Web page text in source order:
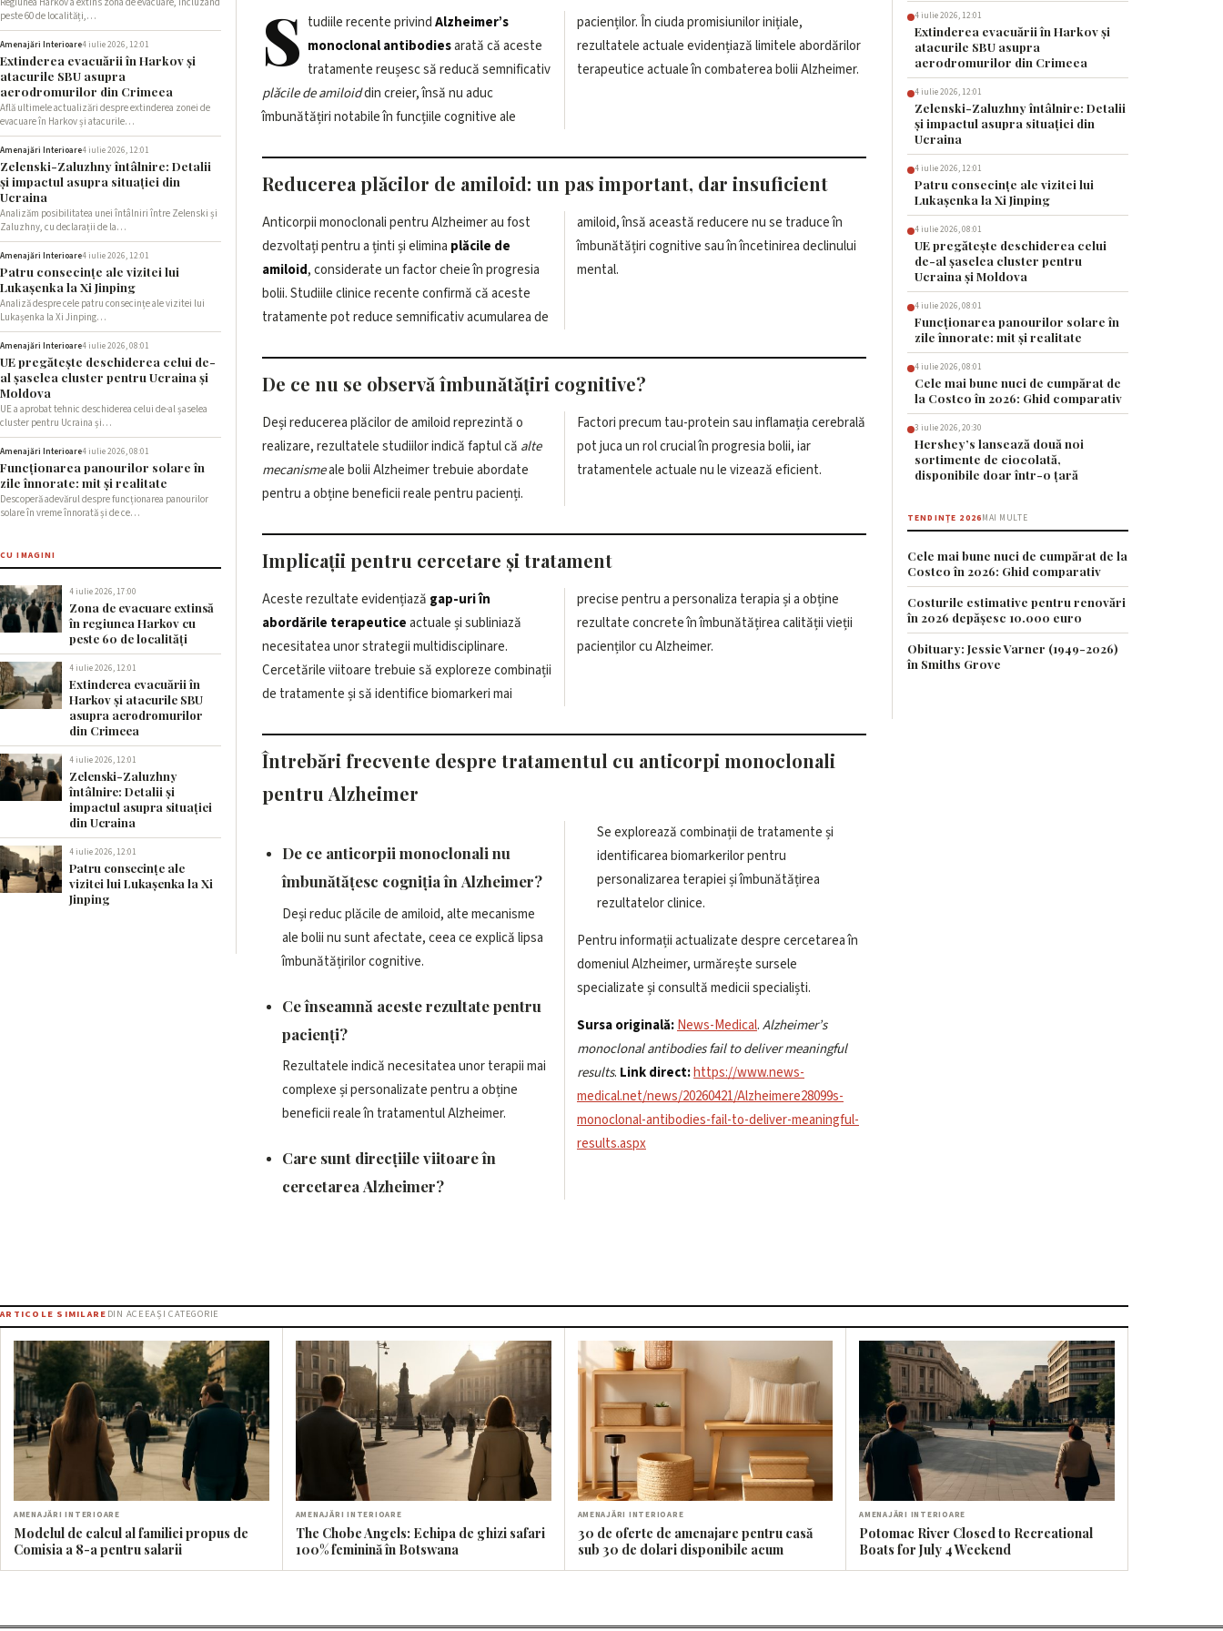
peste 60 de localități,…
Amenajări Interioare4 iulie 2026, 12:01
Extinderea evacuării în Harkov și
atacurile SBU asupra
aerodromurilor din Crimeea
Află ultimele actualizări despre extinderea zonei de
evacuare în Harkov și atacurile…
Amenajări Interioare4 iulie 2026, 12:01
Zelenski-Zaluzhny întâlnire: Detalii
și impactul asupra situației din
Ucraina
Analizăm posibilitatea unei întâlniri între Zelenski și
Zaluzhny, cu declarații de la…
Amenajări Interioare4 iulie 2026, 12:01
Patru consecințe ale vizitei lui
Lukașenka la Xi Jinping
Analiză despre cele patru consecințe ale vizitei lui
Lukașenka la Xi Jinping…
Amenajări Interioare4 iulie 2026, 08:01
UE pregătește deschiderea celui de-
al șaselea cluster pentru Ucraina și
Moldova
UE a aprobat tehnic deschiderea celui de-al șaselea
cluster pentru Ucraina și…
Amenajări Interioare4 iulie 2026, 08:01
Funcționarea panourilor solare în
zile înnorate: mit și realitate
Descoperă adevărul despre funcționarea panourilor
solare în vreme înnorată și de ce…
CU IMAGINI
4 iulie 2026, 17:00
Zona de evacuare extinsă
în regiunea Harkov cu
peste 60 de localități
4 iulie 2026, 12:01
Extinderea evacuării în
Harkov și atacurile SBU
asupra aerodromurilor
din Crimeea
4 iulie 2026, 12:01
Zelenski-Zaluzhny
întâlnire: Detalii și
impactul asupra situației
din Ucraina
4 iulie 2026, 12:01
Patru consecințe ale
vizitei lui Lukașenka la Xi
Jinping
S tudiile recente privindAlzheimer’s
monoclonal antibodiesarată că aceste
tratamente reușesc să reducă semnificativ
plăcile de amiloiddin creier, însă nu aduc
îmbunătățiri notabile în funcțiile cognitive ale
pacienților. În ciuda promisiunilor inițiale,
rezultatele actuale evidențiază limitele abordărilor
terapeutice actuale în combaterea bolii Alzheimer.
Reducerea plăcilor de amiloid: un pas important, dar insuficient
Anticorpii monoclonali pentru Alzheimer au fost
dezvoltați pentru a ținti și elimina plăcile de
amiloid, considerate un factor cheie în progresia
bolii. Studiile clinice recente confirmă că aceste
tratamente pot reduce semnificativ acumularea de
amiloid, însă această reducere nu se traduce în
îmbunătățiri cognitive sau în încetinirea declinului
mental.
De ce nu se observă îmbunătățiri cognitive?
Deși reducerea plăcilor de amiloid reprezintă o
realizare, rezultatele studiilor indică faptul că alte
mecanismeale bolii Alzheimer trebuie abordate
pentru a obține beneficii reale pentru pacienți.
Factori precum tau-protein sau inflamația cerebrală
pot juca un rol crucial în progresia bolii, iar
tratamentele actuale nu le vizează eficient.
Implicații pentru cercetare și tratament
Aceste rezultate evidențiază gap-uri în
abordările terapeuticeactuale și subliniază
necesitatea unor strategii multidisciplinare.
Cercetările viitoare trebuie să exploreze combinații
de tratamente și să identifice biomarkeri mai
precise pentru a personaliza terapia și a obține
rezultate concrete în îmbunătățirea calității vieții
pacienților cu Alzheimer.
Întrebări frecvente despre tratamentul cu anticorpi monoclonali
pentru Alzheimer
De ce anticorpii monoclonali nu
îmbunătățesc cogniția în Alzheimer?
Deși reduc plăcile de amiloid, alte mecanisme
ale bolii nu sunt afectate, ceea ce explică lipsa
îmbunătățirilor cognitive.
Ce înseamnă aceste rezultate pentru
pacienți?
Rezultatele indică necesitatea unor terapii mai
complexe și personalizate pentru a obține
beneficii reale în tratamentul Alzheimer.
Care sunt direcțiile viitoare în
cercetarea Alzheimer?
Se explorează combinații de tratamente și
identificarea biomarkerilor pentru
personalizarea terapiei și îmbunătățirea
rezultatelor clinice.
Pentru informații actualizate despre cercetarea în
domeniul Alzheimer, urmărește sursele
specializate și consultă medicii specialiști.
Sursa originală:News-Medical.Alzheimer’s
monoclonal antibodies fail to deliver meaningful
results. Link direct:https://www.news-
medical.net/news/20260421/Alzheimere28099s-
monoclonal-antibodies-fail-to-deliver-meaningful-
results.aspx
4 iulie 2026, 12:01
Extinderea evacuării în Harkov și
atacurile SBU asupra
aerodromurilor din Crimeea
4 iulie 2026, 12:01
Zelenski-Zaluzhny întâlnire: Detalii
și impactul asupra situației din
Ucraina
4 iulie 2026, 12:01
Patru consecințe ale vizitei lui
Lukașenka la Xi Jinping
4 iulie 2026, 08:01
UE pregătește deschiderea celui
de-al șaselea cluster pentru
Ucraina și Moldova
4 iulie 2026, 08:01
Funcționarea panourilor solare în
zile înnorate: mit și realitate
4 iulie 2026, 08:01
Cele mai bune nuci de cumpărat de
la Costco în 2026: Ghid comparativ
3 iulie 2026, 20:30
Hershey’s lansează două noi
sortimente de ciocolată,
disponibile doar într-o țară
TENDINȚE 2026MAI MULTE
Cele mai bune nuci de cumpărat de la
Costco în 2026: Ghid comparativ
Costurile estimative pentru renovări
în 2026 depășesc 10.000 euro
Obituary: Jessie Varner (1949-2026)
în Smiths Grove
ARTICOLE SIMILARE DIN ACEEAȘI CATEGORIE
AMENAJĂRI INTERIOARE
Modelul de calcul al familiei propus de
Comisia a 8-a pentru salarii
AMENAJĂRI INTERIOARE
The Chobe Angels: Echipa de ghizi safari
100% feminină în Botswana
AMENAJĂRI INTERIOARE
30 de oferte de amenajare pentru casă
sub 30 de dolari disponibile acum
AMENAJĂRI INTERIOARE
Potomac River Closed to Recreational
Boats for July 4 Weekend